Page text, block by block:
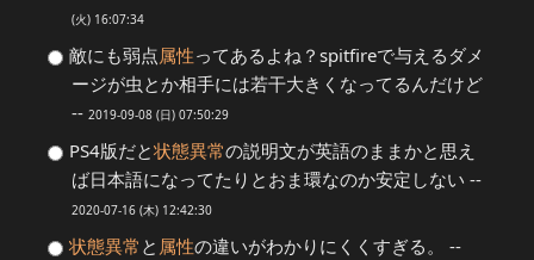
(火) 16:07:34
敵にも弱点属性ってあるよね？spitfireで与えるダメ
ージが虫とか相手には若干大きくなってるんだけど
-- 2019-09-08 (日) 07:50:29
PS4版だと状態異常の説明文が英語のままかと思え
ば日本語になってたりとおま環なのか安定しない --
2020-07-16 (木) 12:42:30
状態異常 と 属性の違いがわかりにくくすぎる。 --